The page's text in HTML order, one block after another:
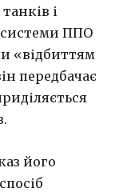
і
системи ППО
«відбиттям
передбачає
його